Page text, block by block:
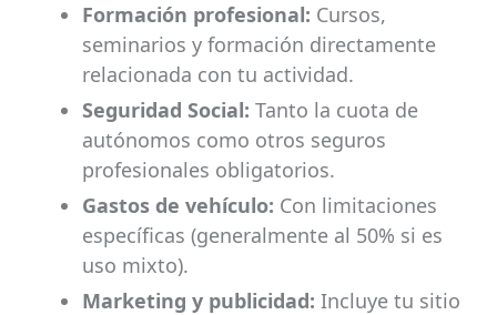
Formación profesional: Cursos,
seminarios y formación directamente
relacionada con tu actividad.
Seguridad Social: Tanto la cuota de
autónomos como otros seguros
profesionales obligatorios.
Gastos de vehículo: Con limitaciones
específicas (generalmente al 50% si es
uso mixto).
Marketing y publicidad: Incluye tu sitio